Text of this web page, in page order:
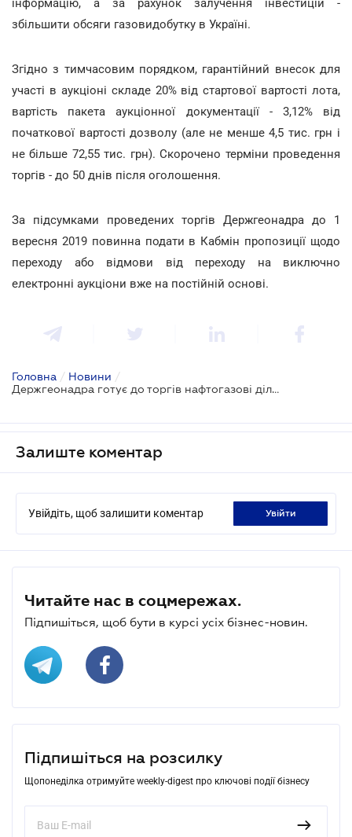
інформацію, а за рахунок залучення інвестицій -
збільшити обсяги газовидобутку в Україні.
Згідно з тимчасовим порядком, гарантійний внесок для
участі в аукціоні складе 20% від стартової вартості лота,
вартість пакета аукціонної документації - 3,12% від
початкової вартості дозволу (але не менше 4,5 тис. грн і
не більше 72,55 тис. грн). Скорочено терміни проведення
торгів - до 50 днів після оголошення.
За підсумками проведених торгів Держгеонадра до 1
вересня 2019 повинна подати в Кабмін пропозиції щодо
переходу або відмови від переходу на виключно
електронні аукціони вже на постійній основі.
Головна / Новини /
Держгеонадра готує до торгів нафтогазові ділянки
Залиште коментар
Увійдіть, щоб залишити коментар увійти
Читайте нас в соцмережах.
Підпишіться, щоб бути в курсі усіх бізнес-новин.
Підпишіться на розсилку
Щопонеділка отримуйте weekly-digest про ключові події бізнесу